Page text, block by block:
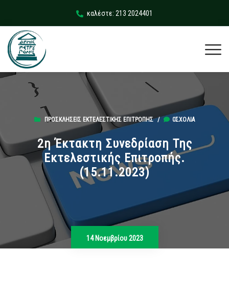
καλέστε: 213 2024401
ΠΡΟΣΚΛΉΣΕΙΣ ΕΚΤΕΛΕΣΤΙΚΉΣ ΕΠΙΤΡΟΠΉΣ/ 0ΣΧΌΛΙΑ
2η Έκτακτη Συνεδρίαση Της
Εκτελεστικής Επιτροπής.
(15.11.2023)
14 Νοεμβρίου 2023